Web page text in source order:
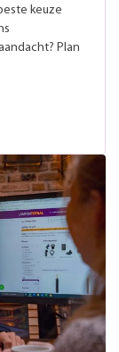
keuze
Plan